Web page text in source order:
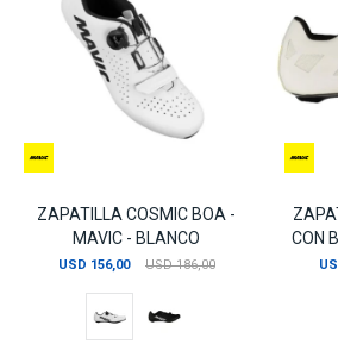
ZAPATILLA COSMIC BOA -
MAVIC - BLANCO
USD 156,00 USD 186,00
CON